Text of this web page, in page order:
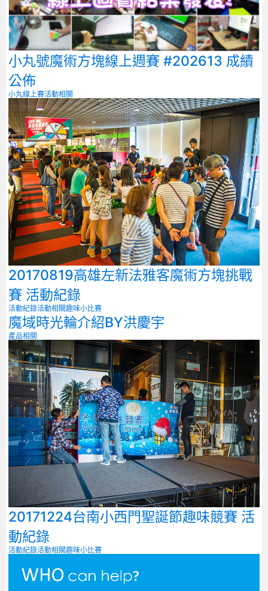
小丸號魔術方塊線上週賽 #202613 成績
公佈
小丸線上賽活動相關
20170819高雄左新法雅客魔術方塊挑戰
賽 活動紀錄
活動紀錄活動相關趣味小比賽
魔域時光輪介紹BY洪慶宇
產品相關
20171224台南小西門聖誕節趣味競賽 活
動紀錄
活動紀錄活動相關趣味小比賽